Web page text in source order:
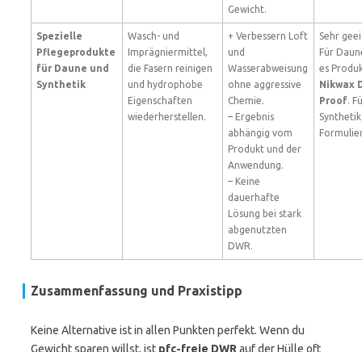
Gewicht.
Spezielle
Pflegeprodukte
für Daune und
Synthetik
Wasch- und
Imprägniermittel,
die Fasern reinigen
und hydrophobe
Eigenschaften
wiederherstellen.
+ Verbessern Loft
und
Wasserabweisung
ohne aggressive
Chemie.
– Ergebnis
abhängig vom
Produkt und der
Anwendung.
– Keine
dauerhafte
Lösung bei stark
abgenutzten
DWR.
Sehr
Für
es
Nikwax
Proof.
Zusammenfassung und Praxistipp
Keine Alternative ist in allen Punkten perfekt. Wenn du
Gewicht sparen willst, ist pfc-freie DWR auf der Hülle oft